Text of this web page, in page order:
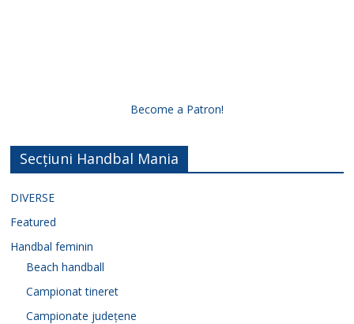
Become a Patron!
Secțiuni Handbal Mania
DIVERSE
Featured
Handbal feminin
Beach handball
Campionat tineret
Campionate județene